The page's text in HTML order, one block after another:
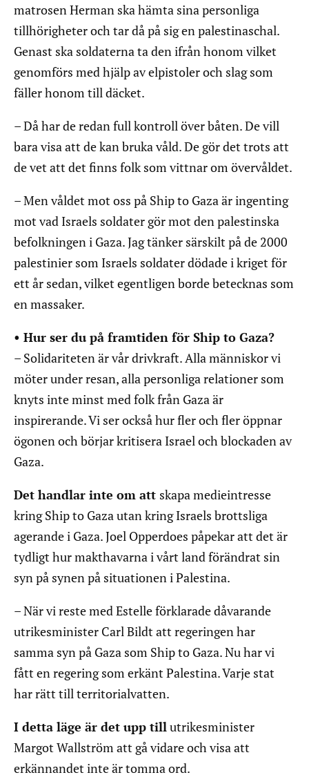
matrosen Herman ska hämta sina personliga
tillhörigheter och tar då på sig en palestinaschal.
Genast ska soldaterna ta den ifrån honom vilket
genomförs med hjälp av elpistoler och slag som
fäller honom till däcket.
– Då har de redan full kontroll över båten. De vill
bara visa att de kan bruka våld. De gör det trots att
de vet att det finns folk som vittnar om övervåldet.
– Men våldet mot oss på Ship to Gaza är ingenting
mot vad Israels soldater gör mot den palestinska
befolkningen i Gaza. Jag tänker särskilt på de 2000
palestinier som Israels soldater dödade i kriget för
ett år sedan, vilket egentligen borde betecknas som
en massaker.
• Hur ser du på framtiden för Ship to Gaza?
– Solidariteten är vår drivkraft. Alla människor vi
möter under resan, alla personliga relationer som
knyts inte minst med folk från Gaza är
inspirerande. Vi ser också hur fler och fler öppnar
ögonen och börjar kritisera Israel och blockaden av
Gaza.
Det handlar inte om att skapa medieintresse
kring Ship to Gaza utan kring Israels brottsliga
agerande i Gaza. Joel Opperdoes påpekar att det är
tydligt hur makthavarna i vårt land förändrat sin
syn på synen på situationen i Palestina.
– När vi reste med Estelle förklarade dåvarande
utrikesminister Carl Bildt att regeringen har
samma syn på Gaza som Ship to Gaza. Nu har vi
fått en regering som erkänt Palestina. Varje stat
har rätt till territorialvatten.
I detta läge är det upp tillutrikesminister
Margot Wallström att gå vidare och visa att
erkännandet inte är tomma ord.